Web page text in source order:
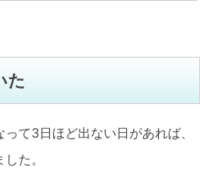
た
て3日ほど出ない日があれば、
た。